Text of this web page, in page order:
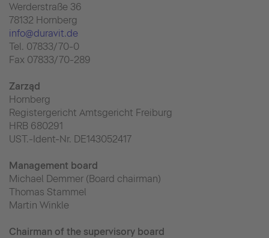
Werderstraße 36
78132 Hornberg
info@duravit.de
Tel. 07833/70-0
Fax 07833/70-289
Zarząd
Hornberg
Registergericht Amtsgericht Freiburg
HRB 680291
UST.-Ident-Nr. DE143052417
Management board
Michael Demmer (Board chairman)
Thomas Stammel
Martin Winkle
Chairman of the supervisory board